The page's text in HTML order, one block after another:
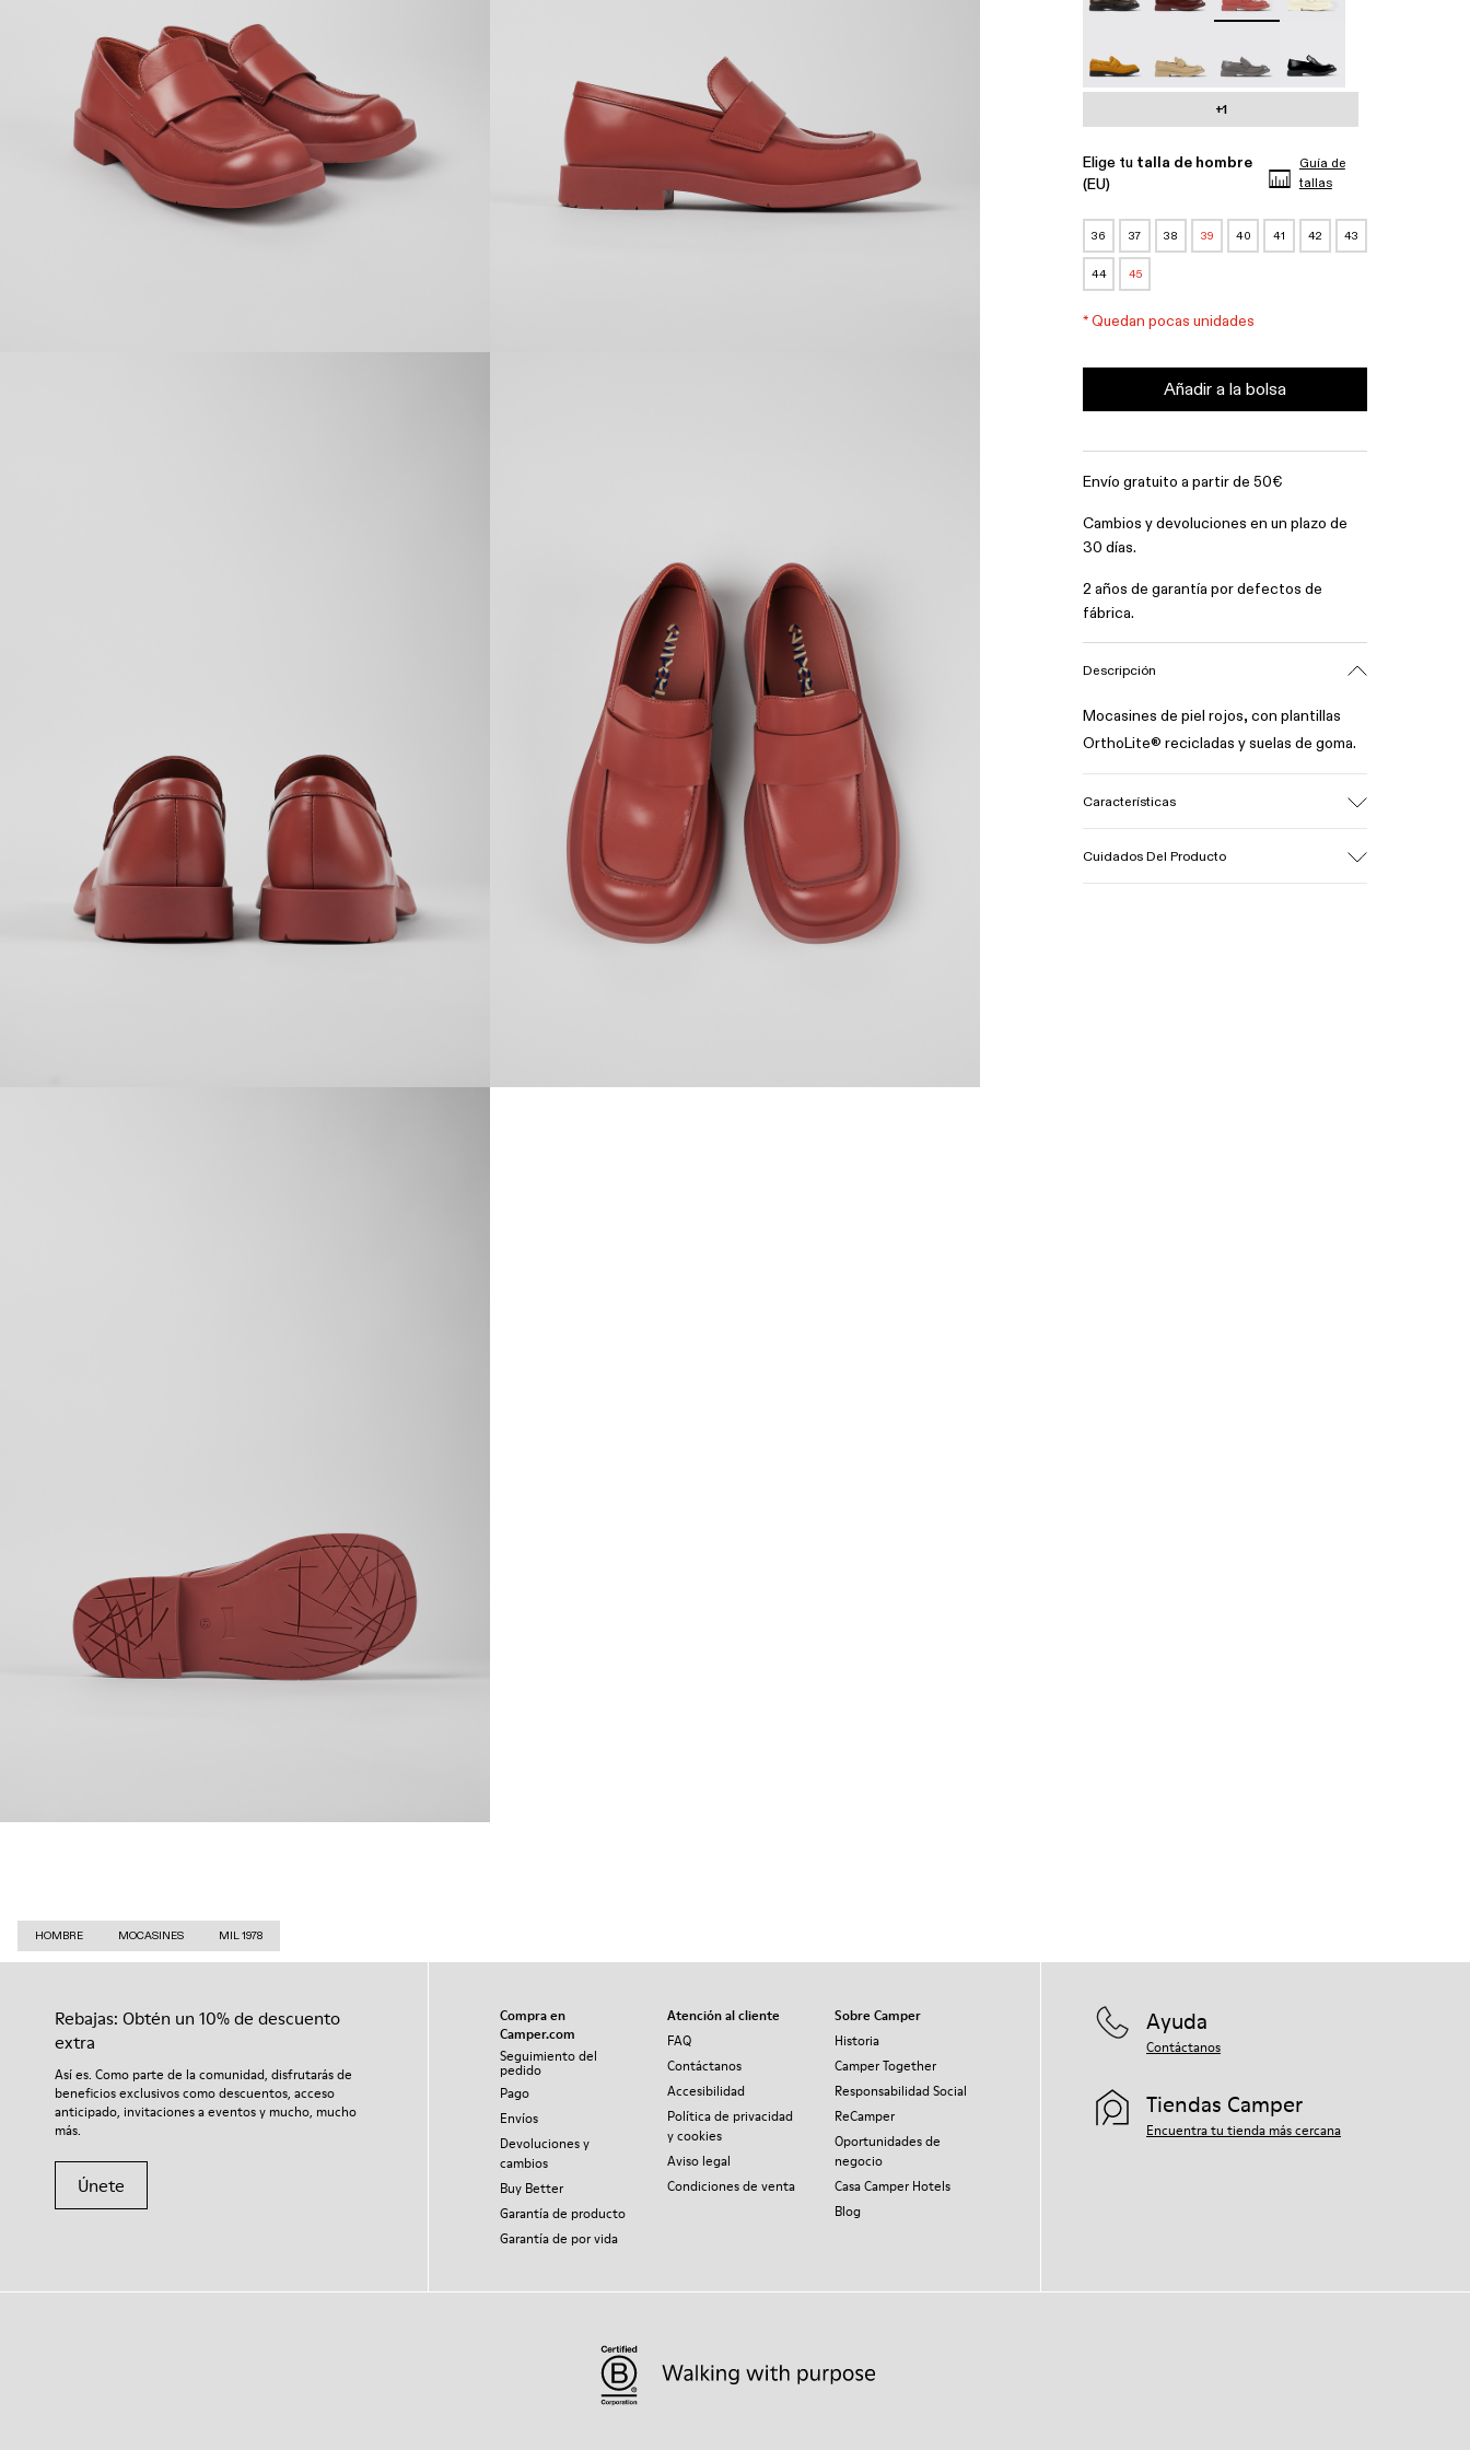
+1
Elige tu talla de hombre
(EU)
Guía de
tallas
36 37 38 39 40 41 42 43
44 45
*Quedan pocas unidades
Añadir a la bolsa
Envío gratuito a partir de 50€
Cambios y devoluciones en un plazo de
30 días.
2 años de garantía por defectos de
fábrica.
Descripción
Mocasines de piel rojos, con plantillas
OrthoLite® recicladas y suelas de goma.
Características
Cuidados Del Producto
HOMBRE MOCASINES MIL 1978
Rebajas: Obtén un 10% de descuento
extra
Así es. Como parte de la comunidad, disfrutarás de
beneficios exclusivos como descuentos, acceso
anticipado, invitaciones a eventos y mucho, mucho
más.
Únete
Compra en
Camper.com
Seguimiento del
pedido
Pago
Envíos
Devoluciones y
cambios
Buy Better
Garantía de producto
Garantía de por vida
Atención al cliente
FAQ
Contáctanos
Accesibilidad
Política de privacidad
y cookies
Aviso legal
Condiciones de venta
Sobre Camper
Historia
Camper Together
Responsabilidad Social
ReCamper
Oportunidades de
negocio
Casa Camper Hotels
Blog
Ayuda
Contáctanos
Tiendas Camper
Encuentra tu tienda más cercana